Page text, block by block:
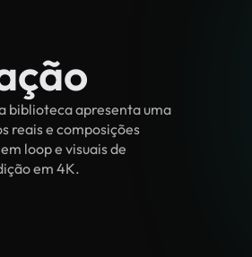
biblioteca apresenta uma
reais e composições
loop e visuais de
em 4K.